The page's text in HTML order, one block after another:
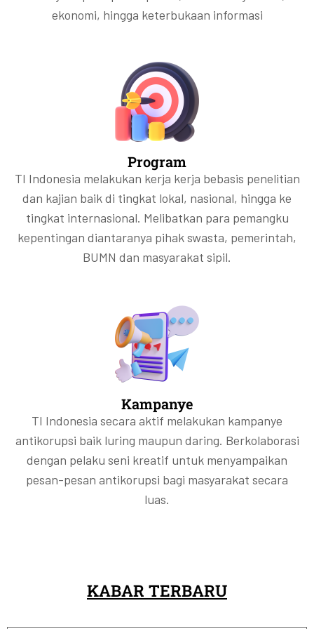
ekonomi, hingga keterbukaan informasi
Program
TI Indonesia melakukan kerja kerja bebasis penelitian
dan kajian baik di tingkat lokal, nasional, hingga ke
tingkat internasional. Melibatkan para pemangku
kepentingan diantaranya pihak swasta, pemerintah,
BUMN dan masyarakat sipil.
Kampanye
TI Indonesia secara aktif melakukan kampanye
antikorupsi baik luring maupun daring. Berkolaborasi
dengan pelaku seni kreatif untuk menyampaikan
pesan-pesan antikorupsi bagi masyarakat secara
luas.
KABAR TERBARU